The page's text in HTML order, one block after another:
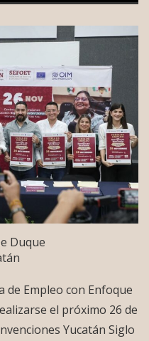
Duque
de Empleo con Enfoque
el próximo 26 de
Yucatán Siglo